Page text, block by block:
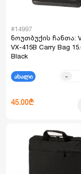
#14997
ნოუთბუქის ჩანთა:
VX-415B Carry Bag
Black
ახალი -
45.00₾